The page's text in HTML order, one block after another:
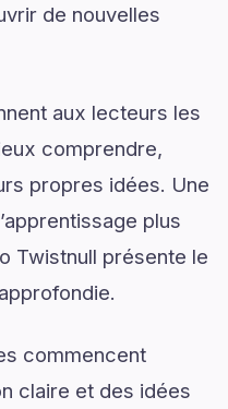
de nouvelles
aux lecteurs les
comprendre,
propres idées. Une
plus
Twistnull présente le
commencent
claire et des idées